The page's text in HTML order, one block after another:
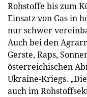
Rohstoffe bis zum
Einsatz von Gas in
nur schwer
Auch bei den
Gerste, Raps,
österreichischen
Ukraine-Kriegs.
auch im